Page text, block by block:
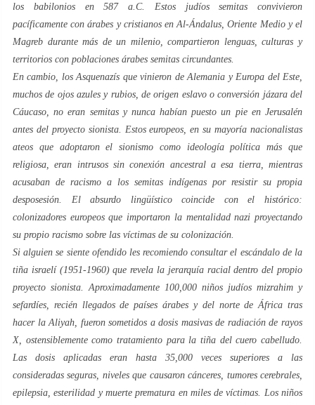
los babilonios en 587 a.C. Estos judíos semitas convivieron
pacíficamente con árabes y cristianos en Al-Ándalus, Oriente Medio y el
Magreb durante más de un milenio, compartieron lenguas, culturas y
territorios con poblaciones árabes semitas circundantes.
En cambio, los Asquenazís que vinieron de Alemania y Europa del Este,
muchos de ojos azules y rubios, de origen eslavo o conversión jázara del
Cáucaso, no eran semitas y nunca habían puesto un pie en Jerusalén
antes del proyecto sionista. Estos europeos, en su mayoría nacionalistas
ateos que adoptaron el sionismo como ideología política más que
religiosa, eran intrusos sin conexión ancestral a esa tierra, mientras
acusaban de racismo a los semitas indígenas por resistir su propia
desposesión. El absurdo lingüístico coincide con el histórico:
colonizadores europeos que importaron la mentalidad nazi proyectando
su propio racismo sobre las víctimas de su colonización.
Si alguien se siente ofendido les recomiendo consultar el escándalo de la
tiña israelí (1951-1960) que revela la jerarquía racial dentro del propio
proyecto sionista. Aproximadamente 100,000 niños judíos mizrahim y
sefardíes, recién llegados de países árabes y del norte de África tras
hacer la Aliyah, fueron sometidos a dosis masivas de radiación de rayos
X, ostensiblemente como tratamiento para la tiña del cuero cabelludo.
Las dosis aplicadas eran hasta 35,000 veces superiores a las
consideradas seguras, niveles que causaron cánceres, tumores cerebrales,
epilepsia, esterilidad y muerte prematura en miles de víctimas. Los niños